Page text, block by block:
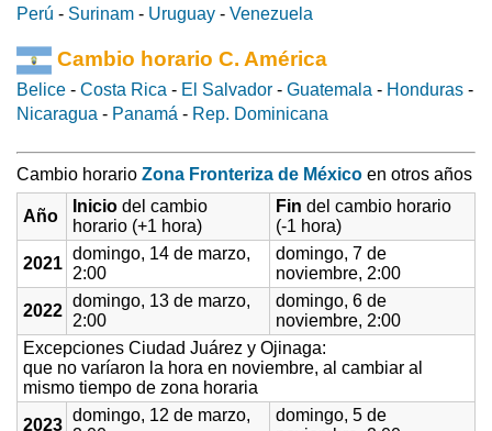
Perú - Surinam - Uruguay - Venezuela
Cambio horario C. América
Belice - Costa Rica - El Salvador - Guatemala - Honduras -
Nicaragua - Panamá - Rep. Dominicana
Cambio horario Zona Fronteriza de México en otros años
Año
Inicio del cambio
horario (+1 hora)
Fin del cambio horario
(-1 hora)
2021
domingo, 14 de marzo,
2:00
domingo, 7 de
noviembre, 2:00
2022
domingo, 13 de marzo,
2:00
domingo, 6 de
noviembre, 2:00
Excepciones Ciudad Juárez y Ojinaga:
que no varíaron la hora en noviembre, al cambiar al
mismo tiempo de zona horaria
2023
domingo, 12 de marzo,
domingo, 5 de